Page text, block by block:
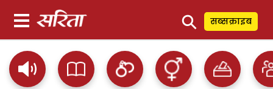
⚲ सब्सक्राइब